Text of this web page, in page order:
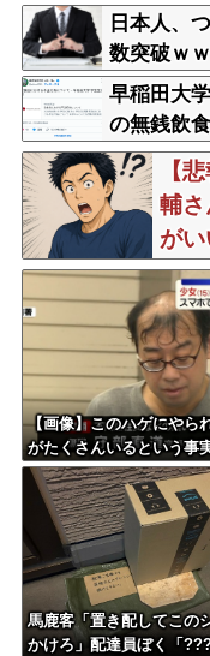
日本人、
数突破ｗ
早稲田大
の無銭飲
【
輔さ
がい
炎
ド
ｗ
【画像】このハゲにやら
がたくさんいるという事
馬鹿客「置き配してこの
かけろ」配達員ぼく「